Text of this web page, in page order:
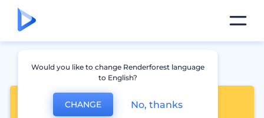
Would you like to change Renderforest language
to English?
CHANGE No, thanks